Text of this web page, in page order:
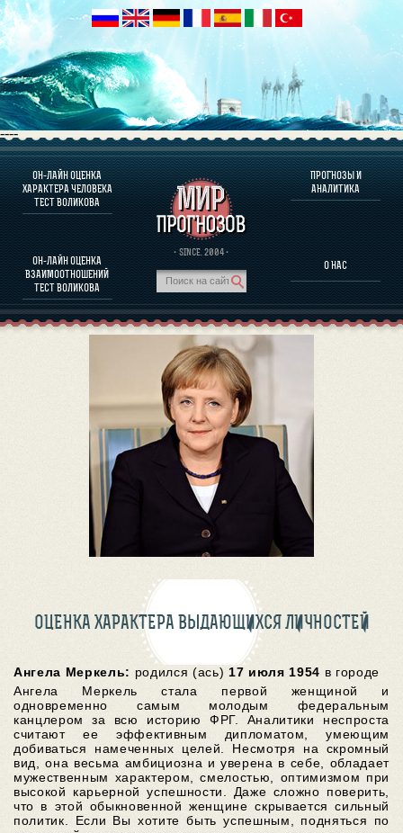
----
ОН-ЛАЙН ОЦЕНКА
ХАРАКТЕРА ЧЕЛОВЕКА
ТЕСТ ВОЛИКОВА
ОН-ЛАЙН ОЦЕНКА
ВЗАИМООТНОШЕНИЙ
ТЕСТ ВОЛИКОВА
· SINCE. 2004 ·
ПРОГНОЗЫ И
АНАЛИТИКА
О НАС
О ПРОГРАММЕ
ОЦЕНКА ХАРАКТЕРA ЧЕЛОВЕКА
ОЦЕНКА ХАРАКТЕРА ВЫДАЮЩИХСЯ ЛИЧНОСТЕЙ
О ПРОГРАММЕ
ПРОГНОЗЫ И АНАЛИТИКА
ОЦЕНКА ХАРАКТЕРА ВЫДАЮЩИХСЯ ЛИЧНОСТЕЙ
Ангела Меркель: родился (ась) 17 июля 1954 в городе
Ангела Меркель стала первой женщиной и
одновременно самым молодым федеральным
канцлером за всю историю ФРГ. Аналитики неспроста
считают ее эффективным дипломатом, умеющим
добиваться намеченных целей. Несмотря на скромный
вид, она весьма амбициозна и уверена в себе, обладает
мужественным характером, смелостью, оптимизмом при
высокой карьерной успешности. Даже сложно поверить,
что в этой обыкновенной женщине скрывается сильный
политик. Если Вы хотите быть успешным, подняться по